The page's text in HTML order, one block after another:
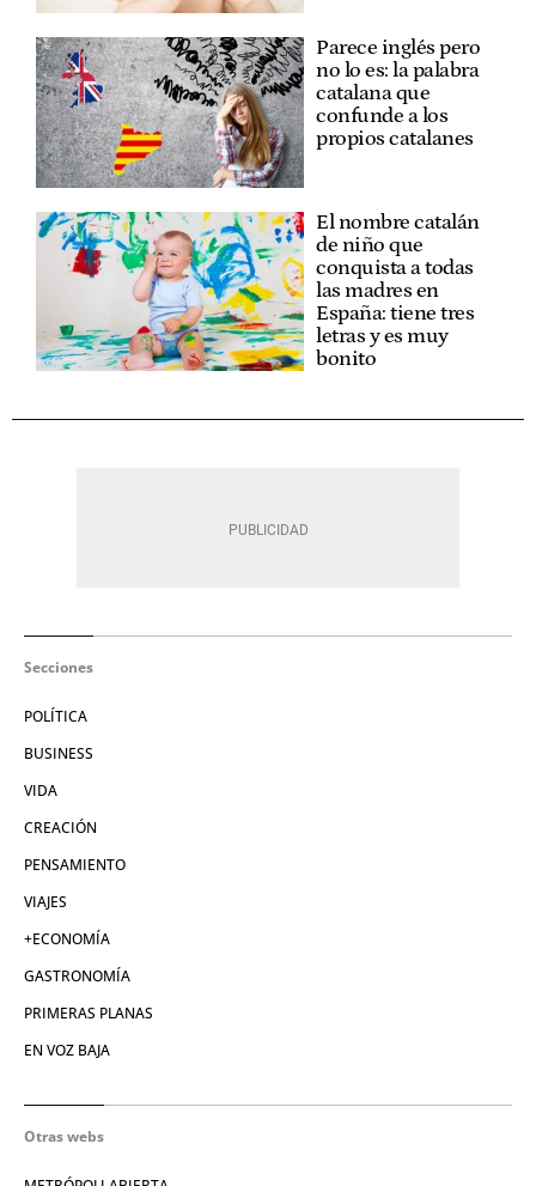
Parece inglés pero
no lo es: la palabra
catalana que
confunde a los
propios catalanes
El nombre catalán
de niño que
conquista a todas
las madres en
España: tiene tres
letras y es muy
bonito
Secciones
POLÍTICA
BUSINESS
VIDA
CREACIÓN
PENSAMIENTO
VIAJES
+ECONOMÍA
GASTRONOMÍA
PRIMERAS PLANAS
EN VOZ BAJA
Otras webs